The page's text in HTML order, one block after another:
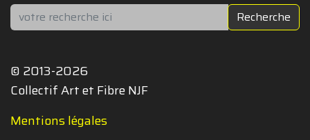
Rechercher Recherche
© 2013-2026
Collectif Art et Fibre NJF
Mentions légales